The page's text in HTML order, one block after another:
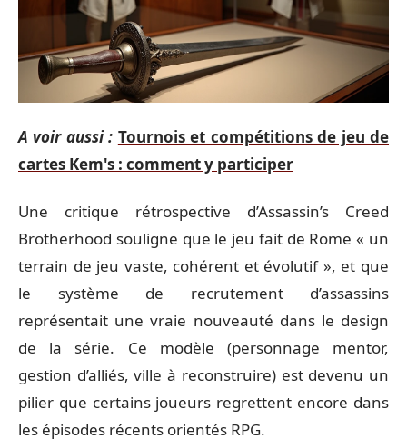
A voir aussi : Tournois et compétitions de jeu de
cartes Kem's : comment y participer
Une critique rétrospective d’Assassin’s Creed
Brotherhood souligne que le jeu fait de Rome « un
terrain de jeu vaste, cohérent et évolutif », et que
le système de recrutement d’assassins
représentait une vraie nouveauté dans le design
de la série. Ce modèle (personnage mentor,
gestion d’alliés, ville à reconstruire) est devenu un
pilier que certains joueurs regrettent encore dans
les épisodes récents orientés RPG.